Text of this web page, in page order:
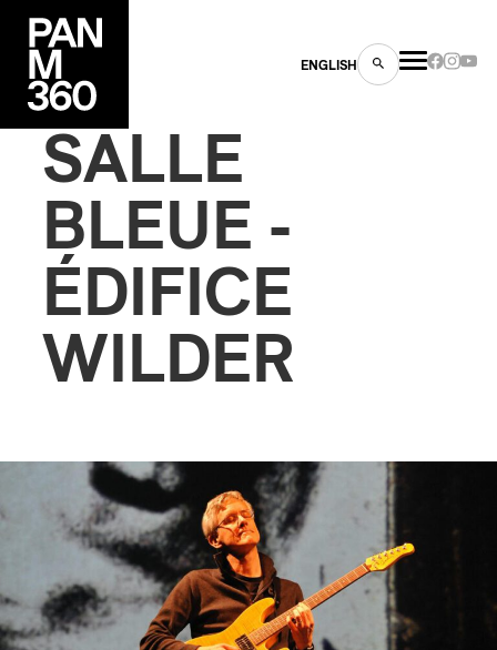
ENGLISH
SALLE
BLEUE -
ÉDIFICE
WILDER